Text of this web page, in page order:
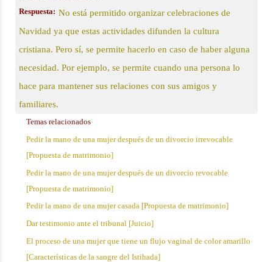
Respuesta: No está permitido organizar celebraciones de
Navidad ya que estas actividades difunden la cultura
cristiana. Pero sí, se permite hacerlo en caso de haber alguna
necesidad. Por ejemplo, se permite cuando una persona lo
hace para mantener sus relaciones con sus amigos y
familiares.
Temas relacionados
Pedir la mano de una mujer después de un divorcio irrevocable
[Propuesta de matrimonio]
Pedir la mano de una mujer después de un divorcio revocable
[Propuesta de matrimonio]
Pedir la mano de una mujer casada [Propuesta de matrimonio]
Dar testimonio ante el tribunal [Juicio]
El proceso de una mujer que tiene un flujo vaginal de color amarillo
[Características de la sangre del Istihada]